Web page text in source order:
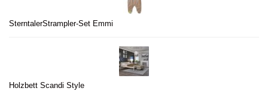
SterntalerStrampler-Set Emmi
Holzbett Scandi Style